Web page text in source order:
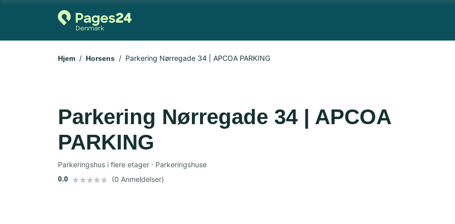
Hjem Horsens Parkering Nørregade 34 | APCOA PARKING
Parkering Nørregade 34 | APCOA
PARKING
Parkeringshus i flere etager · Parkeringshuse
0.0 (0 Anmeldelser)